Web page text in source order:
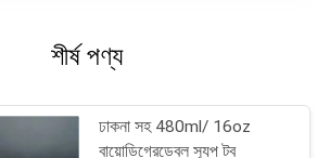
শীর্ষ পণ্য
ঢাকনা সহ 480ml/ 16oz
বায়োডিগ্রেডেবল স্যুপ টব